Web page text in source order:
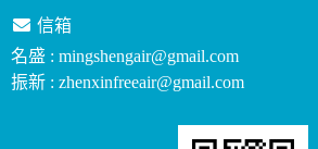
信箱
名盛 : mingshengair@gmail.com
振新 : zhenxinfreeair@gmail.com